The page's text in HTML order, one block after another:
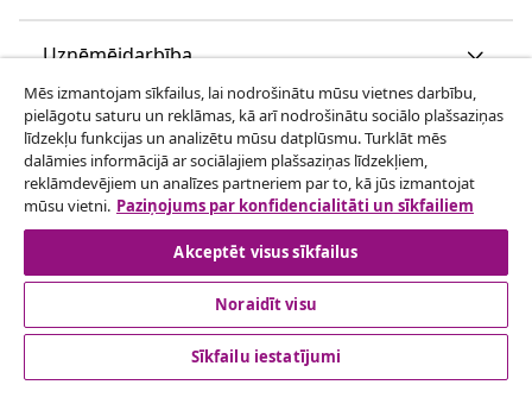
Uzņēmējdarbība
vidaXL
Apskatiet vairāk
© 2008-2026 vidaXL www.vidaxl.lv ir vidaXL Marketplace
Mēs izmantojam sīkfailus, lai nodrošinātu mūsu vietnes darbību,
pielāgotu saturu un reklāmas, kā arī nodrošinātu sociālo plašsaziņas
līdzekļu funkcijas un analizētu mūsu datplūsmu. Turklāt mēs
dalāmies informācijā ar sociālajiem plašsaziņas līdzekļiem,
reklāmdevējiem un analīzes partneriem par to, kā jūs izmantojat
mūsu vietni. Paziņojums par konfidencialitāti un sīkfailiem
Akceptēt visus sīkfailus
Noraidīt visu
Sīkfailu iestatījumi